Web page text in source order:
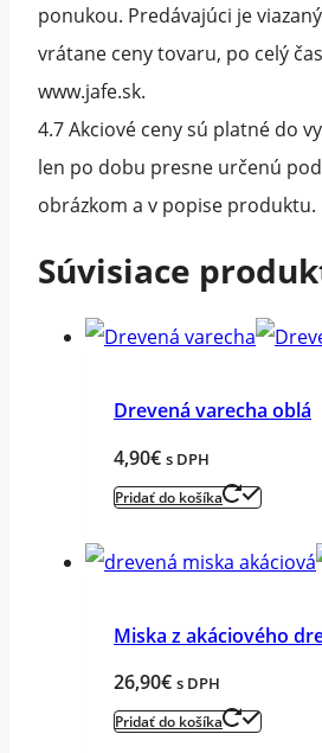
ponukou. Predávajúci je
vrátane ceny tovaru, po celý
www.jafe.sk.
4.7 Akciové ceny sú platné do
len po dobu presne určenú
obrázkom a v popise produktu.
Súvisiace
Drevená varecha oblá
4,90€ s DPH
Pridať do košíka
Miska z akáciového
26,90€ s DPH
Pridať do košíka